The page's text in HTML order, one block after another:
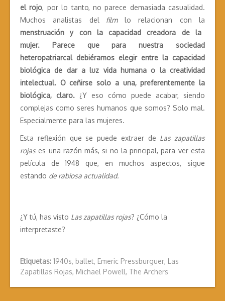
el rojo, por lo tanto, no parece demasiada casualidad.
Muchos analistas del filmlo relacionan con la
menstruación y con la capacidad creadora de la
mujer. Parece que para nuestra sociedad
heteropatriarcal debiéramos elegir entre la capacidad
biológica de dar a luz vida humana o la creatividad
intelectual. O ceñirse solo a una, preferentemente la
biológica, claro. ¿Y eso cómo puede acabar, siendo
complejas como seres humanos que somos? Solo mal.
Especialmente para las mujeres.
Esta reflexión que se puede extraer de Las zapatillas
rojas es una razón más, si no la principal, para ver esta
película de 1948 que, en muchos aspectos, sigue
estando de rabiosa actualidad.
¿Y tú, has visto Las zapatillas rojas? ¿Cómo la
interpretaste?
Etiquetas: 1940s, ballet, Emeric Pressburguer, Las
Zapatillas Rojas, Michael Powell, The Archers